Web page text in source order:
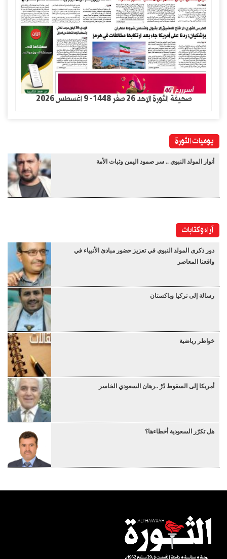
صحيفة الثورة الاحد 26 صفر 1448- 9 اغسطس 2026
يوميات الثورة
أنوار المولد النبوي .. سر صمود اليمن وثبات الأمة
آراء وكتابات
دور ذكرى المولد النبوي في تعزيز حضور مبادئ الأنبياء في
واقعنا المعاصر
رسالة إلى تركيا وباكستان
خواطر رياضية
أمريكا إلى السقوط دُرْ ..رهان السعودي الخاسر
هل تكرّر السعودية أخطاءها؟